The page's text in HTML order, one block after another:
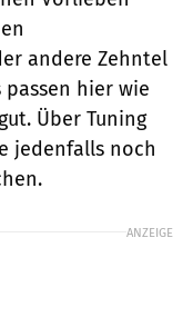
andere Zehntel
passen hier wie
Über Tuning
jedenfalls noch
ANZEIGE